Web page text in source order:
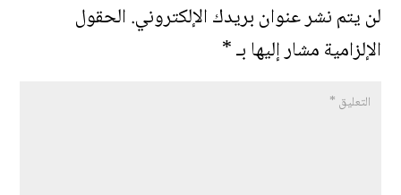
لن يتم نشر عنوان بريدك الإلكتروني.الحقول
الإلزامية مشار إليها بـ*